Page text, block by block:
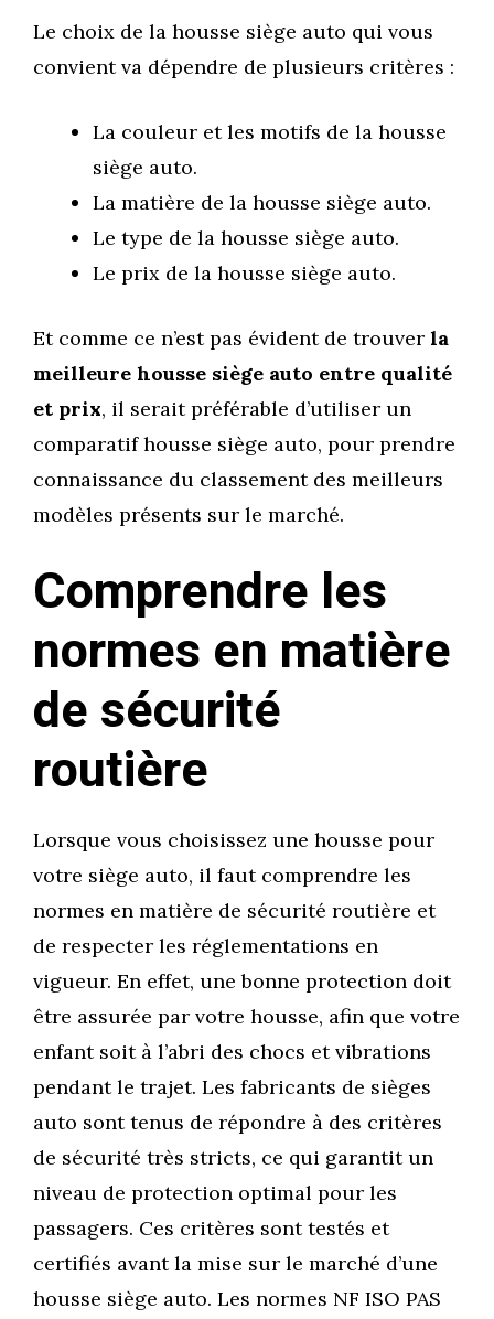
Le choix de la housse siège auto qui vous
convient va dépendre de plusieurs critères :
La couleur et les motifs de la housse
siège auto.
La matière de la housse siège auto.
Le type de la housse siège auto.
Le prix de la housse siège auto.
Et comme ce n’est pas évident de trouver la
meilleure housse siège auto entre qualité
et prix, il serait préférable d’utiliser un
comparatif housse siège auto, pour prendre
connaissance du classement des meilleurs
modèles présents sur le marché.
Comprendre les
normes en matière
de sécurité
routière
Lorsque vous choisissez une housse pour
votre siège auto, il faut comprendre les
normes en matière de sécurité routière et
de respecter les réglementations en
vigueur. En effet, une bonne protection doit
être assurée par votre housse, afin que votre
enfant soit à l’abri des chocs et vibrations
pendant le trajet. Les fabricants de sièges
auto sont tenus de répondre à des critères
de sécurité très stricts, ce qui garantit un
niveau de protection optimal pour les
passagers. Ces critères sont testés et
certifiés avant la mise sur le marché d’une
housse siège auto. Les normes NF ISO PAS